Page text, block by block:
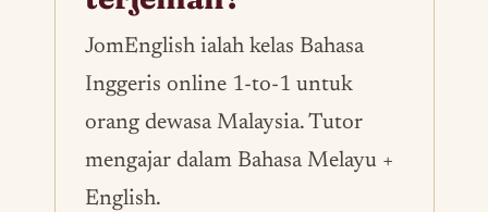
JomEnglish ialah kelas Bahasa
Inggeris online 1-to-1 untuk
orang dewasa Malaysia. Tutor
mengajar dalam Bahasa Melayu +
English.